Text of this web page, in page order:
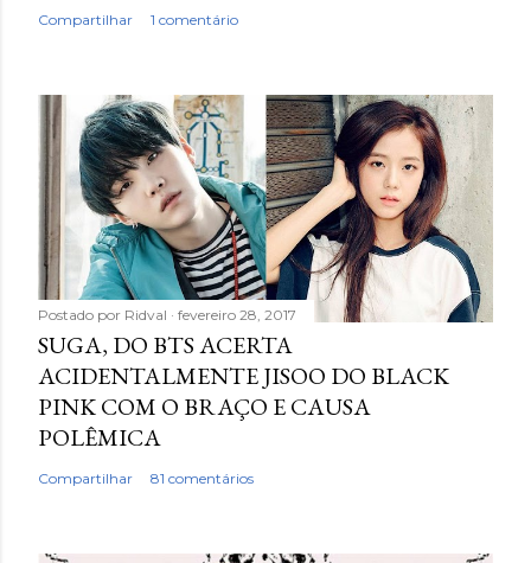
Compartilhar 1 comentário
Postado por Ridval fevereiro 28, 2017
SUGA, DO BTS ACERTA
ACIDENTALMENTE JISOO DO BLACK
PINK COM O BRAÇO E CAUSA
POLÊMICA
Compartilhar 81 comentários